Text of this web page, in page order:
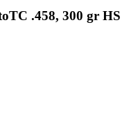
TC .458, 300 gr HS